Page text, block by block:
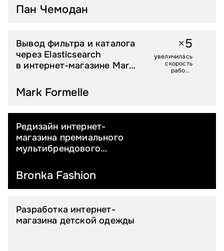
Пан Чемодан
PREMIUM FASHION
Mark Formelle
Вывод фильтра и каталога
через Elasticsearch
в интернет-магазине Mark
×5
увеличилась
скорость
работы
PREMIUM FASHION
Bronka Fashion
Редизайн интернет-
магазина премиального
мультибрендового
ДЕТСКИЕ ТОВАРЫ
Разработка интернет-
магазина детской одежды